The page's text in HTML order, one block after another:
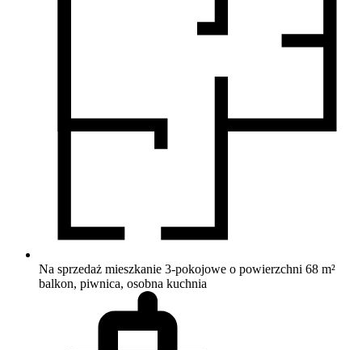
Na sprzedaż mieszkanie 3-pokojowe o powierzchni 68 m²
balkon, piwnica, osobna kuchnia